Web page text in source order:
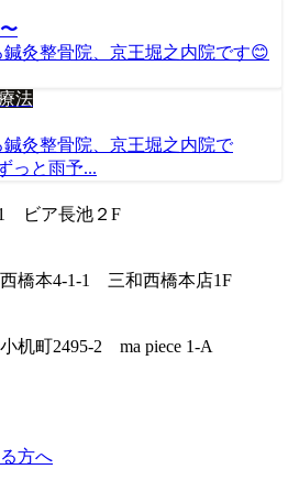
灸整骨院、京王堀之内院です😊
法
灸整骨院、京王堀之内院で
っと雨予...
ビア長池２F
橋本4-1-1 三和西橋本店1F
机町2495-2 ma piece 1-A
方へ